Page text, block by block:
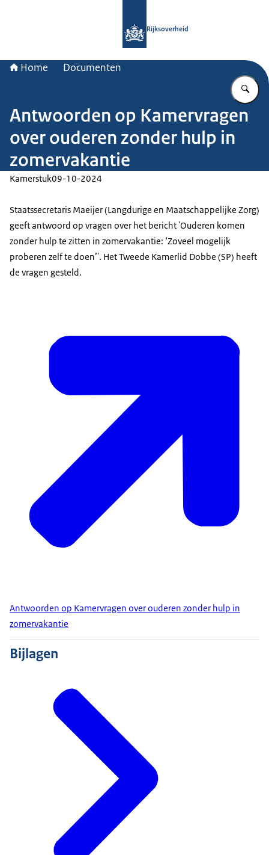
Rijksoverheid
Home Documenten
Antwoorden op Kamervragen
over ouderen zonder hulp in
zomervakantie
Kamerstuk09-10-2024
Staatssecretaris Maeijer (Langdurige en Maatschappelijke Zorg)
geeft antwoord op vragen over het bericht 'Ouderen komen
zonder hulp te zitten in zomervakantie: ‘Zoveel mogelijk
proberen zelf te doen’'. Het Tweede Kamerlid Dobbe (SP) heeft
de vragen gesteld.
Antwoorden op Kamervragen over ouderen zonder hulp in
zomervakantie
Bijlagen